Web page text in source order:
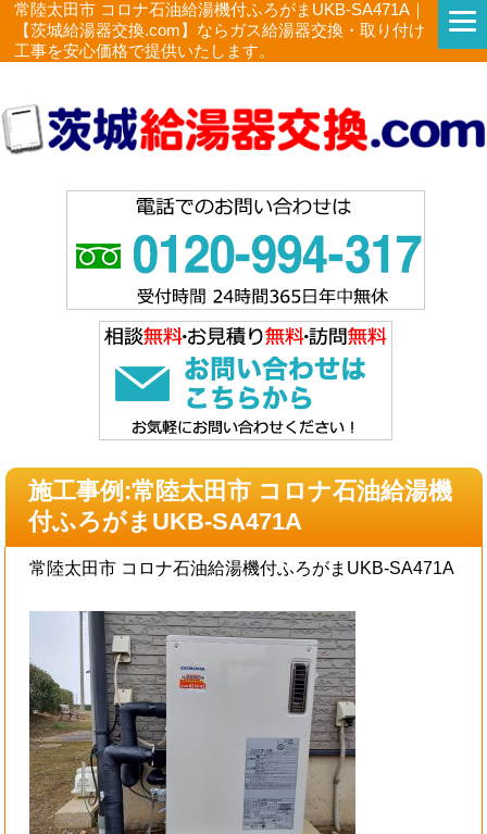
常陸太田市 コロナ石油給湯機付ふろがまUKB-SA471A｜
【茨城給湯器交換.com】ならガス給湯器交換・取り付け
工事を安心価格で提供いたします。
施工事例:常陸太田市 コロナ石油給湯機
付ふろがまUKB-SA471A
常陸太田市 コロナ石油給湯機付ふろがまUKB-SA471A